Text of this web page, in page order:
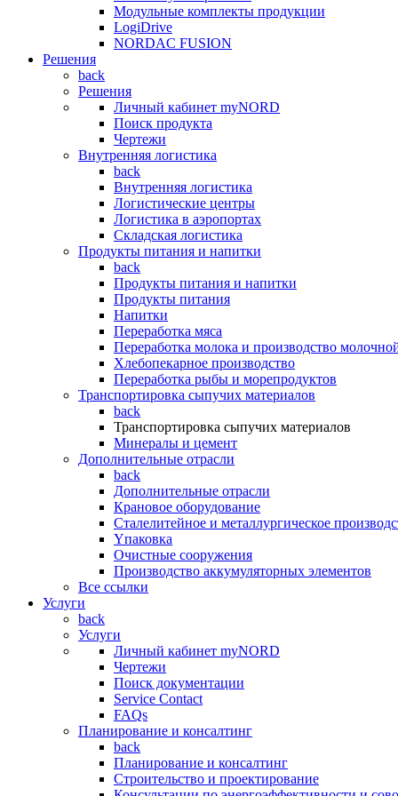
Модульные комплекты продукции
LogiDrive
NORDAC FUSION
Решения
back
Решения
Личный кабинет myNORD
Поиск продукта
Чертежи
Внутренняя логистика
back
Внутренняя логистика
Логистические центры
Логистика в аэропортах
Складская логистика
Продукты питания и напитки
back
Продукты питания и напитки
Продукты питания
Напитки
Переработка мяса
Переработка молока и производство
Хлебопекарное производство
Переработка рыбы и морепродуктов
Транспортировка сыпучих материалов
back
Транспортировка сыпучих материалов
Минералы и цемент
Дополнительные отрасли
back
Дополнительные отрасли
Крановое оборудование
Сталелитейное и металлургическое
Yпаковка
Очистные сооружения
Производство аккумуляторных элементов
Все ссылки
Услуги
back
Услуги
Личный кабинет myNORD
Чертежи
Поиск документации
Service Contact
FAQs
Планирование и консалтинг
back
Планирование и консалтинг
Строительство и проектирование